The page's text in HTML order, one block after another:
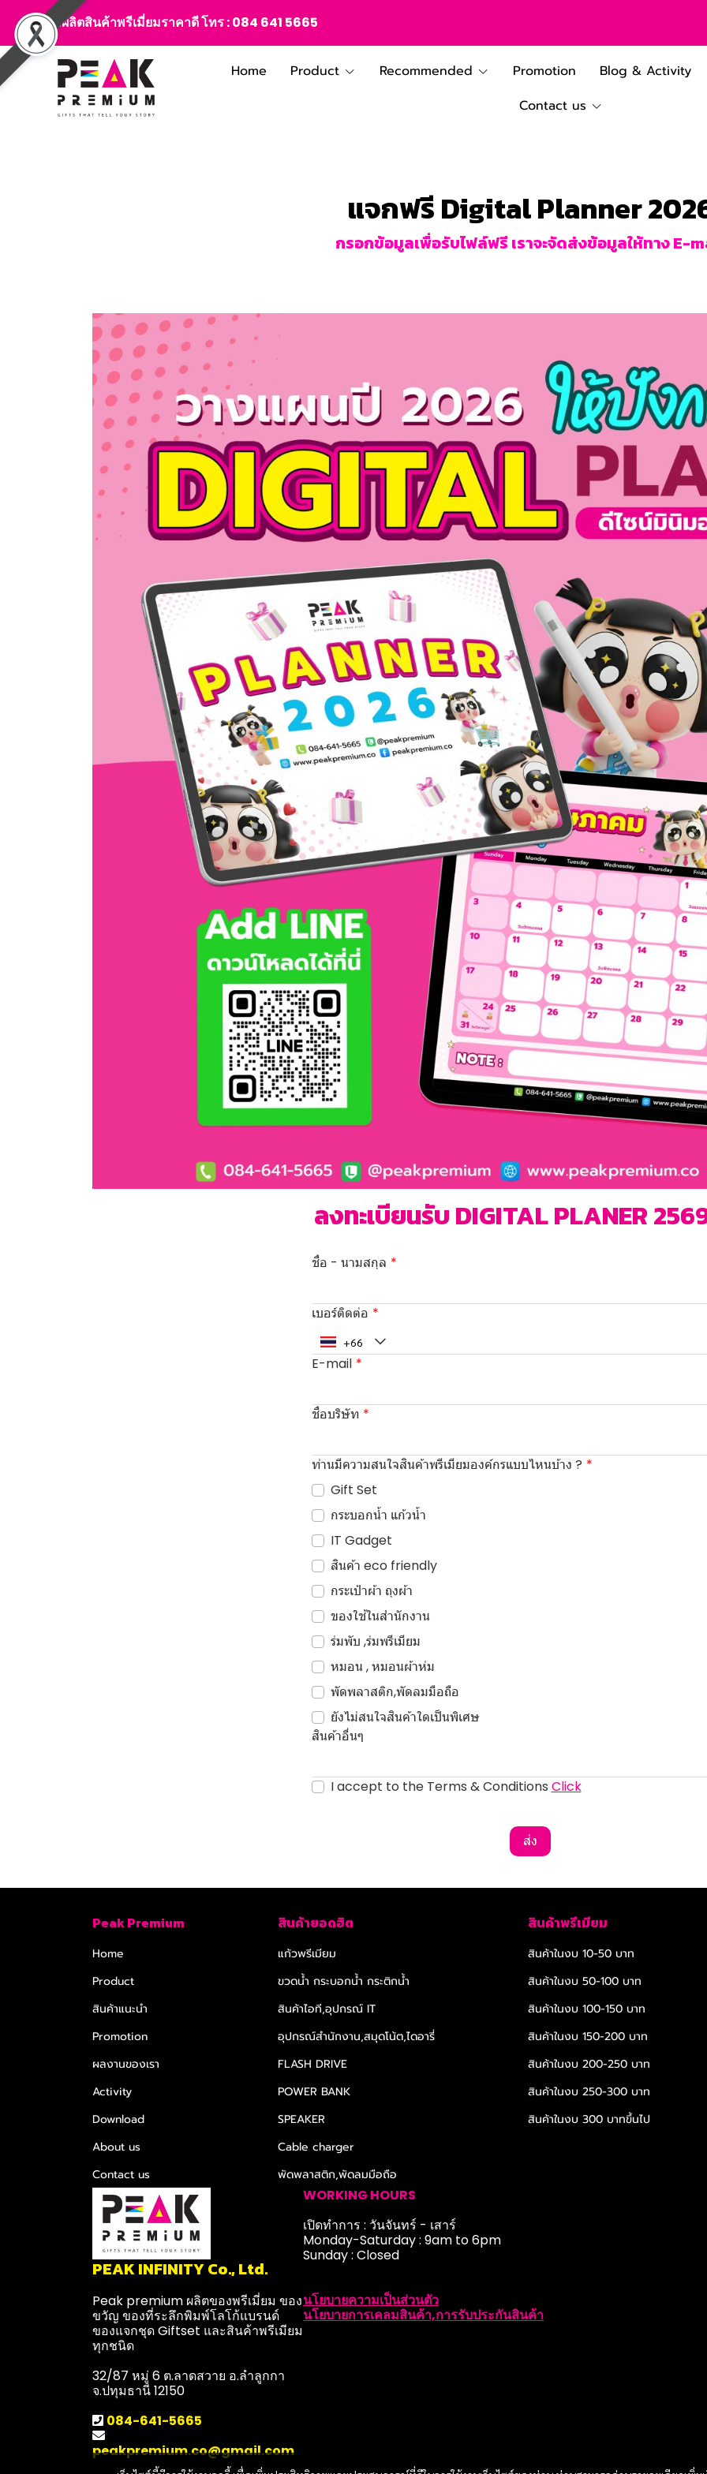
สั่งผลิตสินค้าพรีเมี่ยมราคาดี โทร :084 641 5665
Home Product Recommended Promotion
Blog & Activity
Contact us
แจกฟรี Digital Planner
กรอกข้อมูลเพื่อรับไฟล์ฟรี เราจะจัดส่งข้อมูลให้ทาง E-
ลงทะเบียนรับ DIGITAL PLANER
ชื่อ - นามสกุล
เบอร์ติดต่อ
E-mail
ชื่อบริษัท
ท่านมีความสนใจสินค้าพรีเมียมองค์กรแบบไหนบ้าง ?
Gift Set
กระบอกน้ำ แก้วน้ำ
IT Gadget
สินค้า eco friendly
กระเป๋าผ้า ถุงผ้า
ของใช้ในสำนักงาน
ร่มพับ ,ร่มพรีเมียม
หมอน , หมอนผ้าห่ม
พัดพลาสติก,พัดลมมือถือ
ยังไม่สนใจสินค้าใดเป็นพิเศษ
สินค้าอื่นๆ
I accept to the Terms & Conditions Click
ส่ง
Peak Premium
Home
Product
สินค้าแนะนำ
Promotion
ผลงานของเรา
Activity
Download
About us
Contact us
สินค้ายอดฮิต
แก้วพรีเมียม
ขวดน้ำ กระบอกน้ำ กระติกน้ำ
สินค้าไอที,อุปกรณ์ IT
อุปกรณ์สำนักงาน,สมุดโน้ต,ไดอารี่
FLASH DRIVE
POWER BANK
SPEAKER
Cable charger
พัดพลาสติก,พัดลมมือถือ
สินค้าพรีเมียม
สินค้าในงบ 10-50 บาท
สินค้าในงบ 50-100 บาท
สินค้าในงบ 100-150 บาท
สินค้าในงบ 150-200 บาท
สินค้าในงบ 200-250 บาท
สินค้าในงบ 250-300 บาท
สินค้าในงบ 300 บาทขึ้นไป
PEAK INFINITY Co., Ltd.
Peak premium ผลิตของพรีเมี่ยม ของ
ขวัญ ของที่ระลึกพิมพ์โลโก้แบรนด์
ของแจกชุด Giftset และสินค้าพรีเมียม
ทุกชนิด
32/87 หมู่ 6 ต.ลาดสวาย อ.ลำลูกกา
จ.ปทุมธานี 12150
084-641-5665
peakpremium.co@gmail.com
WORKING HOURS
เปิดทำการ : วันจันทร์ - เสาร์
Monday-Saturday : 9am to 6pm
Sunday : Closed
นโยบายความเป็นส่วนตัว
นโยบายการเคลมสินค้า,การรับประกันสินค้า